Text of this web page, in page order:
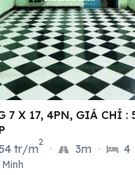
7 X 17, 4PN, GIÁ CHỈ :
tr/m
2
· 3m · 4